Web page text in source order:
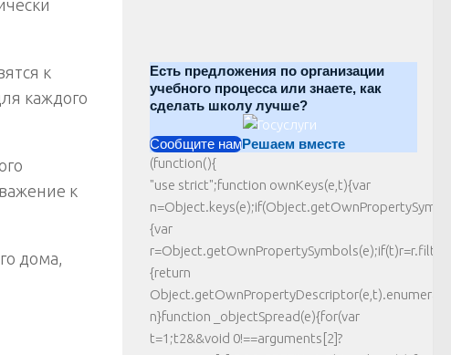
к
каждого
к
дома,
Есть предложения по организации
учебного процесса или знаете, как
сделать школу лучше?
Сообщите намРешаем вместе
(function(){
"use strict";function ownKeys(e,t){var
{var
{return
n}function _objectSpread(e){for(var
t=1;t2&&void 0!==arguments[2]?